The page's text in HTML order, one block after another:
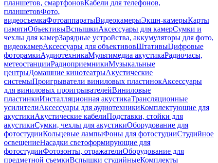
планшетов, смартфоновКабели для телефонов,
планшетовФото,
видеосъемкаФотоаппаратыВидеокамерыЭкшн-камерыКарты
памятиОбъективыВспышкиАксессуары для камерСумки и
чехлы для камерЗарядные устройства, аккумуляторы для фото,
видеокамерАксессуары для объективовШтативыЦифровые
фоторамкиАудиотехникаМультимедиа акустикаРадиочасы,
метеостанцииРадиоприемникиМузыкальные
центрыДомашние кинотеатрыАкустические
системыПроигрыватели виниловых пластинокАксессуары
для виниловых проигрывателейВиниловые
пластинкиИнсталляционная акустикаТрансляционные
усилителиАксессуары для аудиотехникиКомплектующие для
акустикиАкустические кабелиПодставки, стойки для
акустикиСумки, чехлы для акустикиОборудование для
фотостудииКольцевые лампыФоны для фотостудииСтудийное
освещениеНасадки светоформирующие для
фотостудииФотозонты, отражателиОборудование для
предметной съемкиВспышки студийныеКомплекты